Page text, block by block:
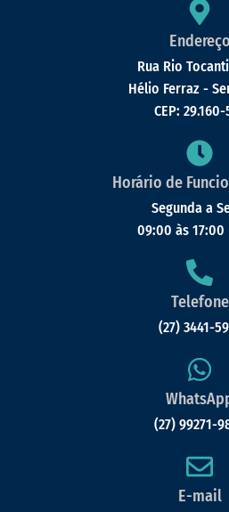
Endereço
Rua Rio
Hélio Ferraz -
CEP: 29.160-
Horário de
Segunda a
09:00 às 17:00
Telefone
(27) 3441-
(27) 99271-
E-mail